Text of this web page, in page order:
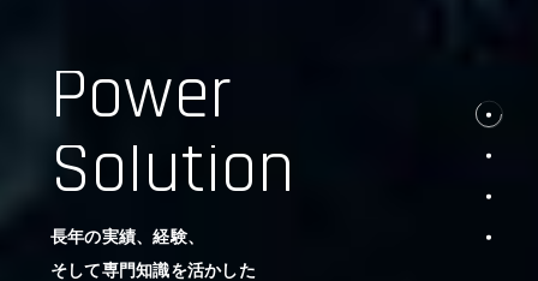
Power
Solution
長年の実績、経験、
そして専門知識を活かした